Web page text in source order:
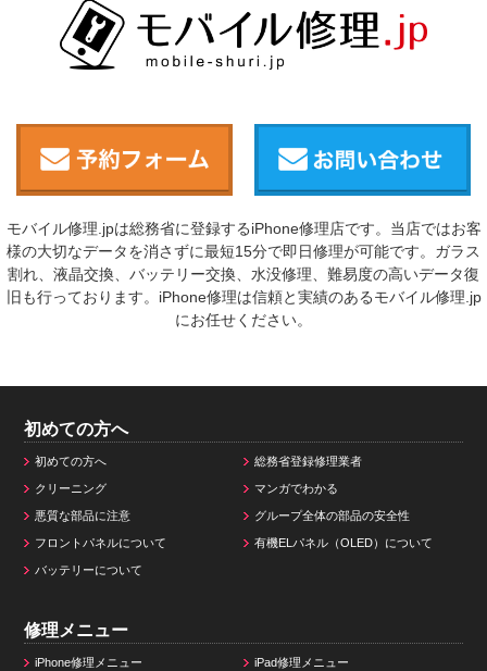
モバイル修理.jpは総務省に登録するiPhone修理店です。当店ではお客
様の大切なデータを消さずに最短15分で即日修理が可能です。ガラス
割れ、液晶交換、バッテリー交換、水没修理、難易度の高いデータ復
旧も行っております。iPhone修理は信頼と実績のあるモバイル修理.jp
にお任せください。
初めての方へ
初めての方へ 総務省登録修理業者
クリーニング マンガでわかる
悪質な部品に注意 グループ全体の部品の安全性
フロントパネルについて 有機ELパネル（OLED）について
バッテリーについて
修理メニュー
iPhone修理メニュー iPad修理メニュー